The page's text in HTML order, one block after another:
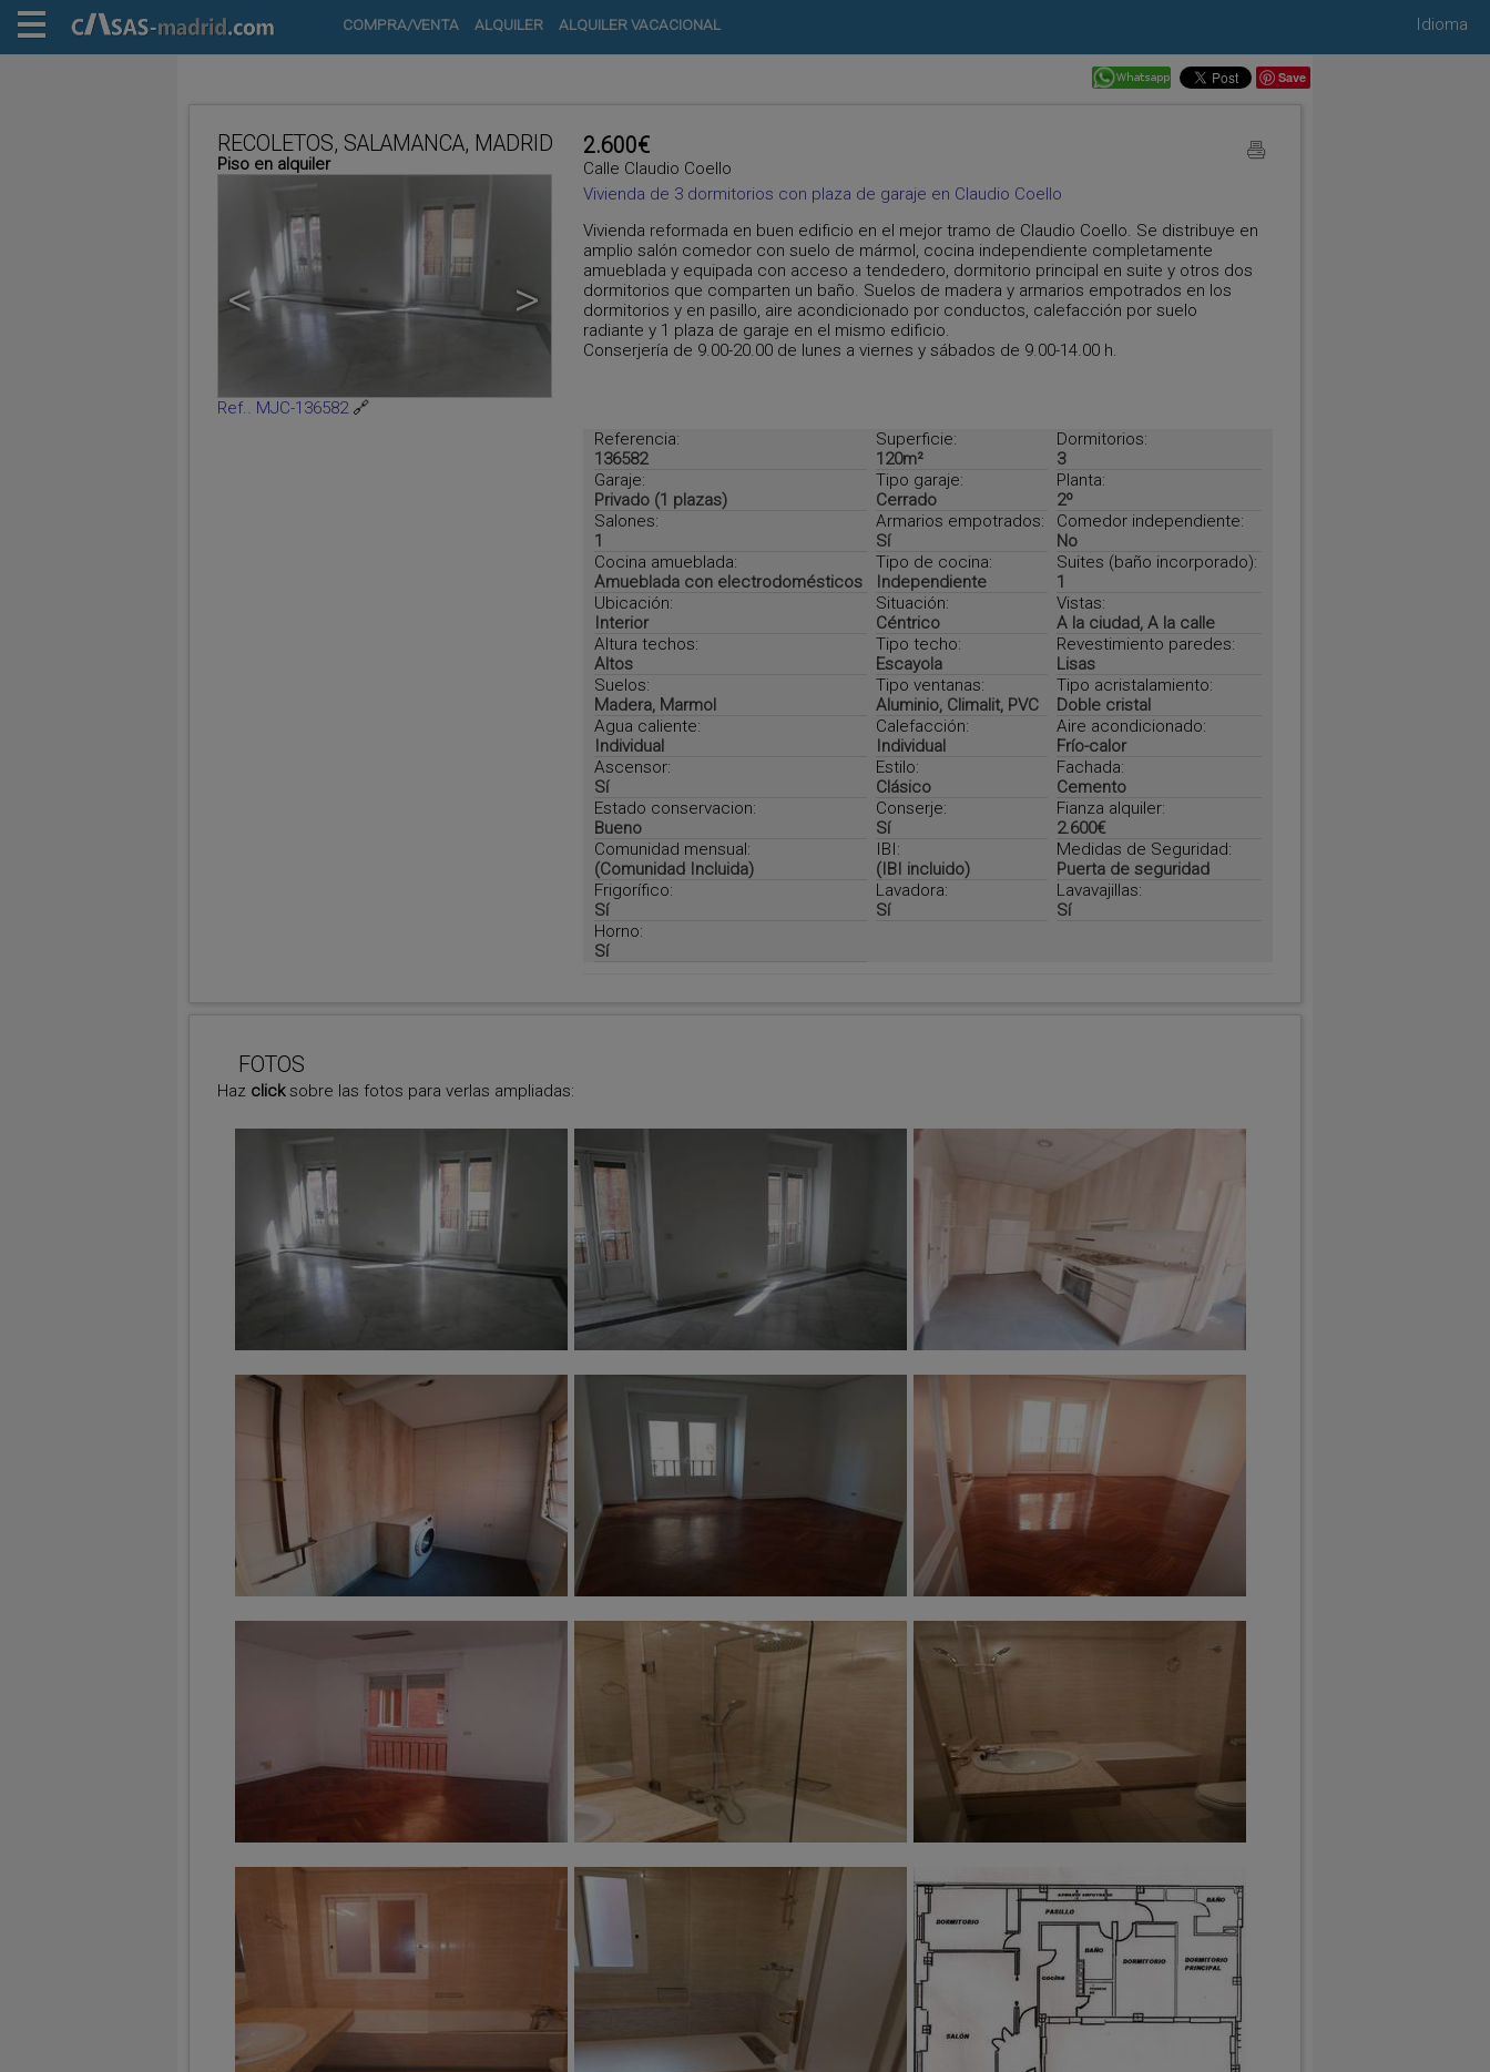
COMPRA/VENTA ALQUILER ALQUILER VACACIONAL Idioma
Save
RECOLETOS, SALAMANCA, MADRID
Piso en alquiler
< >
Ref.. MJC-136582 🔗
2.600€
Calle Claudio Coello
Vivienda de 3 dormitorios con plaza de garaje en Claudio Coello
Vivienda reformada en buen edificio en el mejor tramo de Claudio Coello. Se distribuye en
amplio salón comedor con suelo de mármol, cocina independiente completamente
amueblada y equipada con acceso a tendedero, dormitorio principal en suite y otros dos
dormitorios que comparten un baño. Suelos de madera y armarios empotrados en los
dormitorios y en pasillo, aire acondicionado por conductos, calefacción por suelo
radiante y 1 plaza de garaje en el mismo edificio.
Conserjería de 9.00-20.00 de lunes a viernes y sábados de 9.00-14.00 h.
Referencia:
136582
Superficie:
120m²
Dormitorios:
3
Garaje:
Privado (1 plazas)
Tipo garaje:
Cerrado
Planta:
2º
Salones:
1
Armarios empotrados:
Sí
Comedor independiente:
No
Cocina amueblada:
Amueblada con electrodomésticos
Tipo de cocina:
Independiente
Suites (baño incorporado):
1
Ubicación:
Interior
Situación:
Céntrico
Vistas:
A la ciudad, A la calle
Altura techos:
Altos
Tipo techo:
Escayola
Revestimiento paredes:
Lisas
Suelos:
Madera, Marmol
Tipo ventanas:
Aluminio, Climalit, PVC
Tipo acristalamiento:
Doble cristal
Agua caliente:
Individual
Calefacción:
Individual
Aire acondicionado:
Frío-calor
Ascensor:
Sí
Estilo:
Clásico
Fachada:
Cemento
Estado conservacion:
Bueno
Conserje:
Sí
Fianza alquiler:
2.600€
Comunidad mensual:
(Comunidad Incluida)
IBI:
(IBI incluido)
Medidas de Seguridad:
Puerta de seguridad
Frigorífico:
Sí
Lavadora:
Sí
Lavavajillas:
Sí
Horno:
Sí
FOTOS
Haz clicksobre las fotos para verlas ampliadas: